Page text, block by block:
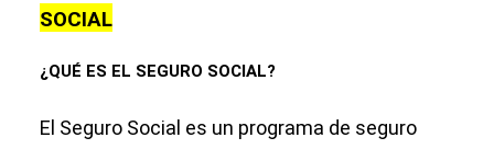
SOCIAL
¿QUÉ ES EL SEGURO SOCIAL?
El Seguro Social es un programa de seguro